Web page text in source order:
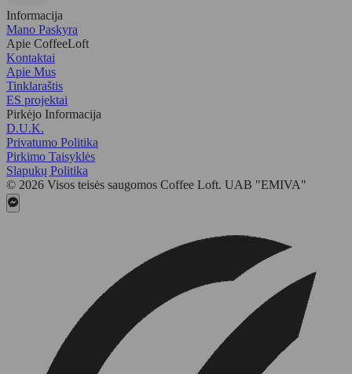
Informacija
Mano Paskyra
Apie CoffeeLoft
Kontaktai
Apie Mus
Tinklaraštis
ES projektai
Pirkėjo Informacija
D.U.K.
Privatumo Politika
Pirkimo Taisyklės
Slapukų Politika
© 2026 Visos teisės saugomos Coffee Loft. UAB "EMIVA"